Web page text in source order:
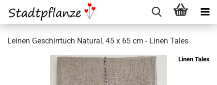
Leinen Geschirrtuch Natural, 45 x 65 cm - Linen Tales
Linen Tales